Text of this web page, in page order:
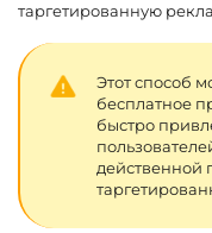
таргетированную
Этот способ
бесплатное
быстро
действенной